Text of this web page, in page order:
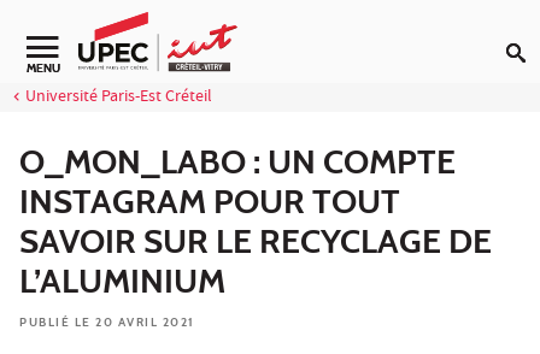
Aller au contenu
Navigation secondaire
MENU
Université Paris-Est Créteil
O_MON_LABO : UN COMPTE
INSTAGRAM POUR TOUT
SAVOIR SUR LE RECYCLAGE DE
L’ALUMINIUM
PUBLIÉ LE 20 AVRIL 2021